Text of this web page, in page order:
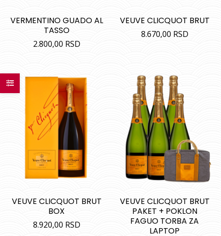
VERMENTINO GUADO AL
TASSO
2.800,00 RSD
VEUVE CLICQUOT BRUT
8.670,00 RSD
VEUVE CLICQUOT BRUT
BOX
8.920,00 RSD
VEUVE CLICQUOT BRUT
PAKET + POKLON
FAGUO TORBA ZA
LAPTOP